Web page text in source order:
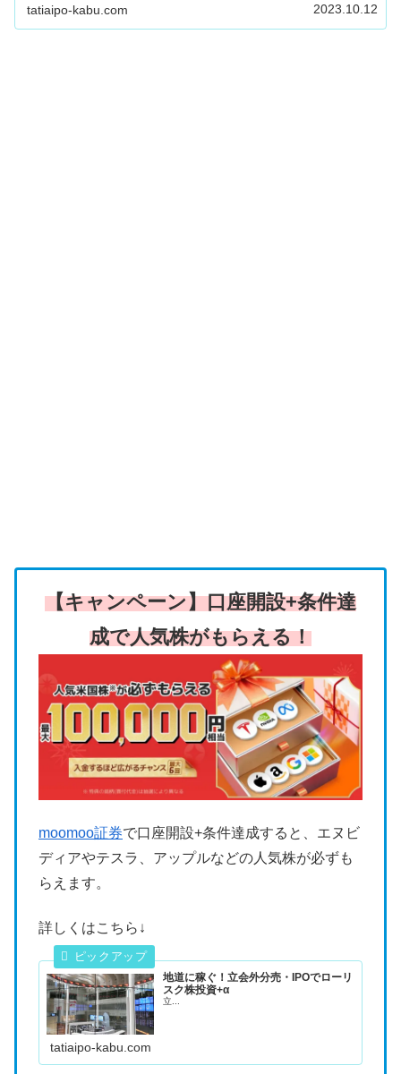
tatiaipo-kabu.com 2023.10.12
【キャンペーン】口座開設+条件達
成で人気株がもらえる！
moomoo証券で口座開設+条件達成すると、エヌビ
ディアやテスラ、アップルなどの人気株が必ずも
らえます。
詳しくはこちら↓
地道に稼ぐ！立会外分売・IPOでローリ
スク株投資+α
立...
tatiaipo-kabu.com